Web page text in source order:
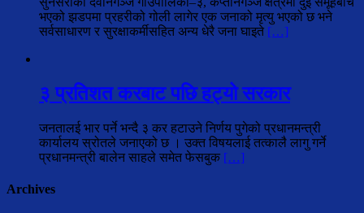
भएको झडपमा प्रहरीको गोली लागेर एक जनाको मृत्यु भएको छ भने
सर्वसाधारण र सुरक्षाकर्मीसहित अन्य धेरै जना घाइते […]
३ प्रतिशत करबाट पछि हट्यो सरकार
जनतालई भार पर्ने भन्दै ३ कर हटाउने निर्णय पुगेको प्रधानमन्त्री
कार्यालय स्रोतले जनाएको छ । उक्त विषयलाई तत्कालै लागु गर्ने
प्रधानमन्त्री बालेन साहले समेत फेसबुक […]
Archives